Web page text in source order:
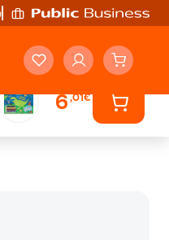
6,01€